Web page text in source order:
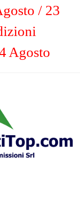
/ 23
Agosto